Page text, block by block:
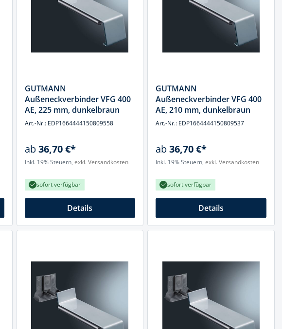
GUTMANN
Außeneckverbinder VFG 400
AE, 225 mm, dunkelbraun
Art.-Nr.: EDP1664444150809558
ab36,70 €*
Inkl. 19% Steuern, exkl. Versandkosten
sofort verfügbar
Details
GUTMANN
Außeneckverbinder VFG 400
AE, 210 mm, dunkelbraun
Art.-Nr.: EDP1664444150809537
ab36,70 €*
Inkl. 19% Steuern,exkl. Versandkosten
sofort verfügbar
Details